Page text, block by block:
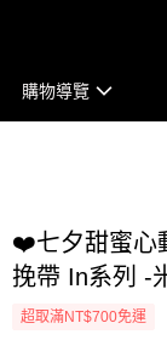
購物導覽
❤️七夕甜蜜心
挽帶 In系列 -
超取滿NT$700免運